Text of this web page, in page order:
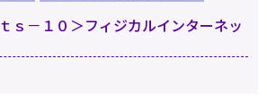
ｓ－１０＞フィジカルインターネッ